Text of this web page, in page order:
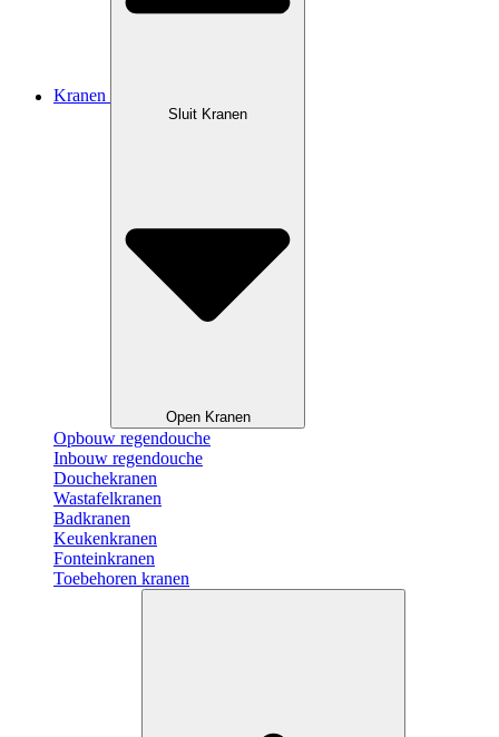
Kranen
Sluit Kranen
Open Kranen
Opbouw regendouche
Inbouw regendouche
Douchekranen
Wastafelkranen
Badkranen
Keukenkranen
Fonteinkranen
Toebehoren kranen